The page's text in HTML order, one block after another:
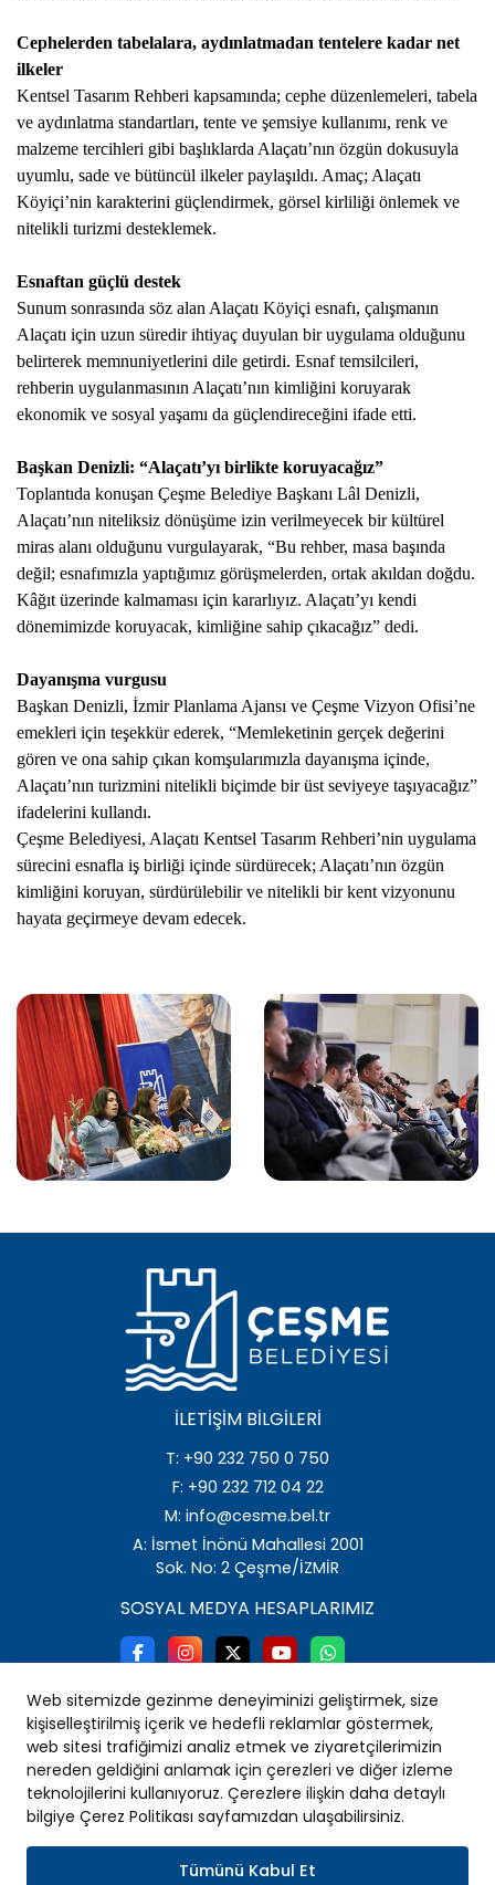
Web sitemizde gezinme deneyiminizi geliştirmek, size
kişiselleştirilmiş içerik ve hedefli reklamlar göstermek,
web sitesi trafiğimizi analiz etmek ve ziyaretçilerimizin
nereden geldiğini anlamak için çerezleri ve diğer izleme
teknolojilerini kullanıyoruz. Çerezlere ilişkin daha detaylı
bilgiye Çerez Politikası sayfamızdan ulaşabilirsiniz.
Tümünü Kabul Et
Cephelerden tabelalara, aydınlatmadan tentelere kadar net
ilkeler
Kentsel Tasarım Rehberi kapsamında; cephe düzenlemeleri, tabela
ve aydınlatma standartları, tente ve şemsiye kullanımı, renk ve
malzeme tercihleri gibi başlıklarda Alaçatı’nın özgün dokusuyla
uyumlu, sade ve bütüncül ilkeler paylaşıldı. Amaç; Alaçatı
Köyiçi’nin karakterini güçlendirmek, görsel kirliliği önlemek ve
nitelikli turizmi desteklemek.
Esnaftan güçlü destek
Sunum sonrasında söz alan Alaçatı Köyiçi esnafı, çalışmanın
Alaçatı için uzun süredir ihtiyaç duyulan bir uygulama olduğunu
belirterek memnuniyetlerini dile getirdi. Esnaf temsilcileri,
rehberin uygulanmasının Alaçatı’nın kimliğini koruyarak
ekonomik ve sosyal yaşamı da güçlendireceğini ifade etti.
Başkan Denizli: “Alaçatı’yı birlikte koruyacağız”
Toplantıda konuşan Çeşme Belediye Başkanı Lâl Denizli,
Alaçatı’nın niteliksiz dönüşüme izin verilmeyecek bir kültürel
miras alanı olduğunu vurgulayarak, “Bu rehber, masa başında
değil; esnafımızla yaptığımız görüşmelerden, ortak akıldan doğdu.
Kâğıt üzerinde kalmaması için kararlıyız. Alaçatı’yı kendi
dönemimizde koruyacak, kimliğine sahip çıkacağız” dedi.
Dayanışma vurgusu
Başkan Denizli, İzmir Planlama Ajansı ve Çeşme Vizyon Ofisi’ne
emekleri için teşekkür ederek, “Memleketinin gerçek değerini
gören ve ona sahip çıkan komşularımızla dayanışma içinde,
Alaçatı’nın turizmini nitelikli biçimde bir üst seviyeye taşıyacağız”
ifadelerini kullandı.
Çeşme Belediyesi, Alaçatı Kentsel Tasarım Rehberi’nin uygulama
sürecini esnafla iş birliği içinde sürdürecek; Alaçatı’nın özgün
kimliğini koruyan, sürdürülebilir ve nitelikli bir kent vizyonunu
hayata geçirmeye devam edecek.
İLETIŞIM BILGILERI
T: +90 232 750 0 750
F: +90 232 712 04 22
M: info@cesme.bel.tr
A: İsmet İnönü Mahallesi 2001
Sok. No: 2 Çeşme/İZMİR
SOSYAL MEDYA HESAPLARIMIZ